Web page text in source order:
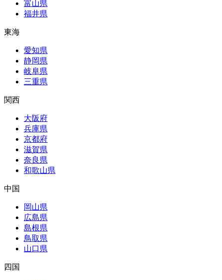
富山県
福井県
東海
愛知県
静岡県
岐阜県
三重県
関西
大阪府
兵庫県
京都府
滋賀県
奈良県
和歌山県
中国
岡山県
広島県
島根県
鳥取県
山口県
四国